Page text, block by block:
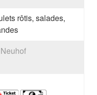
rôtis, salades,